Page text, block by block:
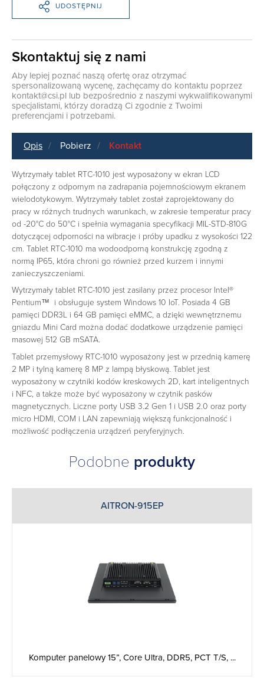
UDOSTĘPNIJ
Skontaktuj się z nami
Aby lepiej poznać naszą ofertę oraz otrzymać
spersonalizowaną wycenę, zachęcamy do kontaktu poprzez
kontakt@csi.pl lub bezpośrednio z naszymi wykwalifikowanymi
specjalistami, którzy doradzą Ci zgodnie z Twoimi
preferencjami i potrzebami.
Opis Pobierz Kontakt
Wytrzymały tablet RTC-1010 jest wyposażony w ekran LCD
połączony z odpornym na zadrapania pojemnościowym ekranem
wielodotykowym. Wytrzymały tablet został zaprojektowany do
pracy w różnych trudnych warunkach, w zakresie temperatur pracy
od -20°C do 50°C i spełnia wymagania specyfikacji MIL-STD-810G
dotyczącej odporności na wibracje i próby upadku z wysokości 122
cm. Tablet RTC-1010 ma wodoodporną konstrukcję zgodną z
normą IP65, która chroni go również przed kurzem i innymi
zanieczyszczeniami.
Wytrzymały tablet RTC-1010 jest zasilany przez procesor Intel®
Pentium™ i obsługuje system Windows 10 IoT. Posiada 4 GB
pamięci DDR3L i 64 GB pamięci eMMC, a dzięki wewnętrznemu
gniazdu Mini Card można dodać dodatkowe urządzenie pamięci
masowej 512 GB mSATA.
Tablet przemysłowy RTC-1010 wyposażony jest w przednią kamerę
2 MP i tylną kamerę 8 MP z lampą błyskową. Tablet jest
wyposażony w czytniki kodów kreskowych 2D, kart inteligentnych
i NFC, a także może być wyposażony w czytnik pasków
magnetycznych. Liczne porty USB 3.2 Gen 1 i USB 2.0 oraz porty
micro HDMI, COM i LAN zapewniają większą funkcjonalność i
możliwość podłączenia urządzeń peryferyjnych.
Podobne produkty
AITRON-915EP
Komputer panelowy 15”, Core Ultra, DDR5, PCT T/S, ...